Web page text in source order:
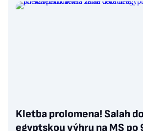
Kletba prolomena! Salah
egyptskou výhru na MS po